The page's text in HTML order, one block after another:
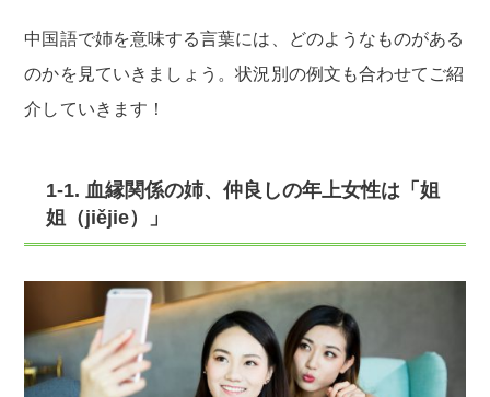
中国語で姉を意味する言葉には、どのようなものがある
のかを見ていきましょう。状況別の例文も合わせてご紹
介していきます！
1-1. 血縁関係の姉、仲良しの年上女性は「姐
姐（jiějie）」